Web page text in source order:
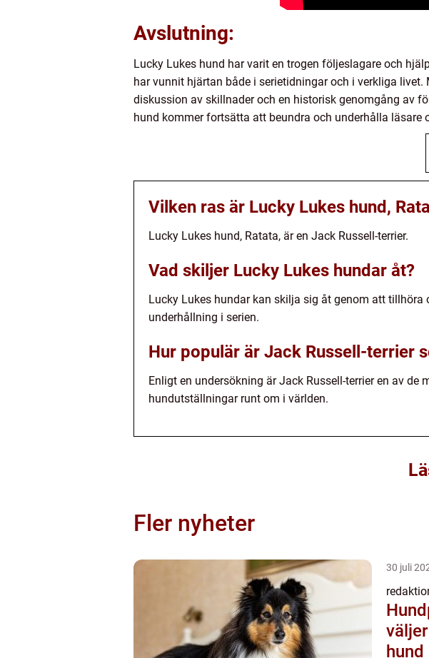
Avslutning:
Lucky Lukes hund har varit en trogen följeslagare och
har vunnit hjärtan både i serietidningar och i verkliga
diskussion av skillnader och en historisk genomgång av
hund kommer fortsätta att beundra och underhålla läsare
Vilken ras är Lucky Lukes hund,
Lucky Lukes hund, Ratata, är en Jack Russell-terrier.
Vad skiljer Lucky Lukes hundar åt?
Lucky Lukes hundar kan skilja sig åt genom att tillhöra
underhållning i serien.
Hur populär är Jack Russell-terrier
Enligt en undersökning är Jack Russell-terrier en av
hundutställningar runt om i världen.
Fler nyheter
30 juli
hund